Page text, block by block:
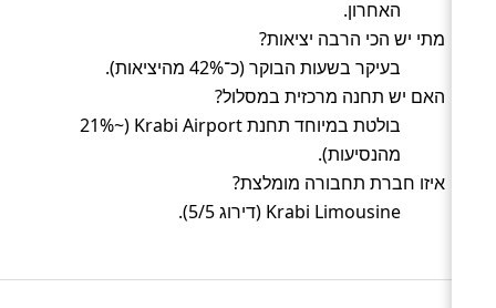
האחרון.
מתי יש הכי הרבה יציאות?
בעיקר בשעות הבוקר (כ־42% מהיציאות).
האם יש תחנה מרכזית במסלול?
בולטת במיוחד תחנת Krabi Airport (~21%
מהנסיעות).
איזו חברת תחבורה מומלצת?
Krabi Limousine (דירוג 5/5).